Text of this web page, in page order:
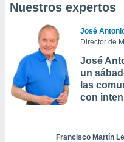
Nuestros expertos
José
Director de
José
un
las
con
Francisco Martín